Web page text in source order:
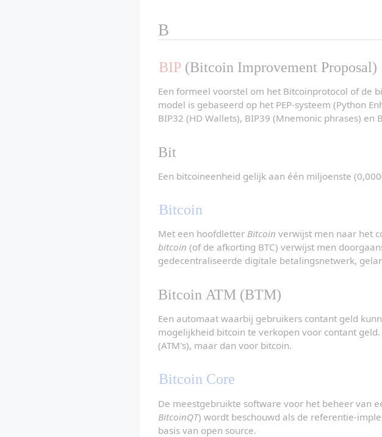
B
BIP (Bitcoin Improvement Proposal)
Een formeel voorstel om het Bitcoinprotocol of de
model is gebaseerd op het PEP-systeem (Python
BIP32 (HD Wallets), BIP39 (Mnemonic phrases) en
Bit
Een bitcoineenheid gelijk aan één miljoenste
Bitcoin
Met een hoofdletter Bitcoin
bitcoin (of de afkorting BTC) verwijst men
gedecentraliseerde digitale betalingsnetwerk,
Bitcoin ATM (BTM)
Een automaat waarbij gebruikers contant geld
mogelijkheid bitcoin te verkopen voor contant
(ATM's), maar dan voor bitcoin.
Bitcoin Core
De meestgebruikte software voor het beheer van
BitcoinQT) wordt beschouwd als de referentie-
basis van open source.